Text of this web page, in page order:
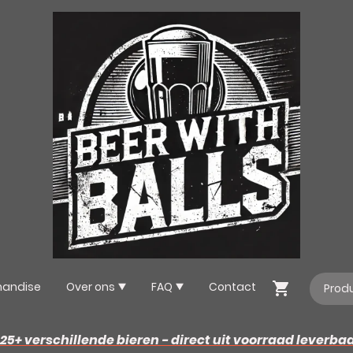
Over ons FAQ Contact
verschillende bieren - direct uit voorraad